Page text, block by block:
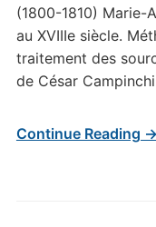
(1800-1810) Marie-
au XVIIIe siècle.
traitement des
de César
Continue Reading →